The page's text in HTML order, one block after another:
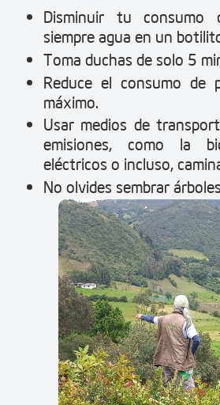
Disminuir tu consumo
siempre agua en un
Toma duchas de solo 5
Reduce el consumo de
máximo.
Usar medios de
emisiones, como la
eléctricos o incluso,
No olvides sembrar